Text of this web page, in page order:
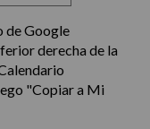
de Google
derecha de la
"Copiar a Mi